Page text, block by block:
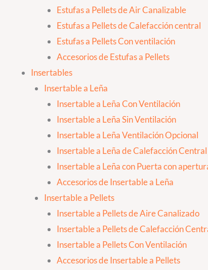
Estufas a Pellets de Air Canalizable
Estufas a Pellets de Calefacción central
Estufas a Pellets Con ventilación
Accesorios de Estufas a Pellets
Insertables
Insertable a Leña
Insertable a Leña Con Ventilación
Insertable a Leña Sin Ventilación
Insertable a Leña Ventilación Opcional
Insertable a Leña de Calefacción Central
Insertable a Leña con Puerta con
Accesorios de Insertable a Leña
Insertable a Pellets
Insertable a Pellets de Aire Canalizado
Insertable a Pellets de Calefacción
Insertable a Pellets Con Ventilación
Accesorios de Insertable a Pellets